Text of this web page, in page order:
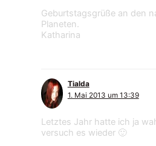
Geburtstagsgrüße an den
Planeten.
Katharina
Tialda
1. Mai 2013 um 13:39
Letztes Jahr hatte ich ja
versuch es wieder 🙂